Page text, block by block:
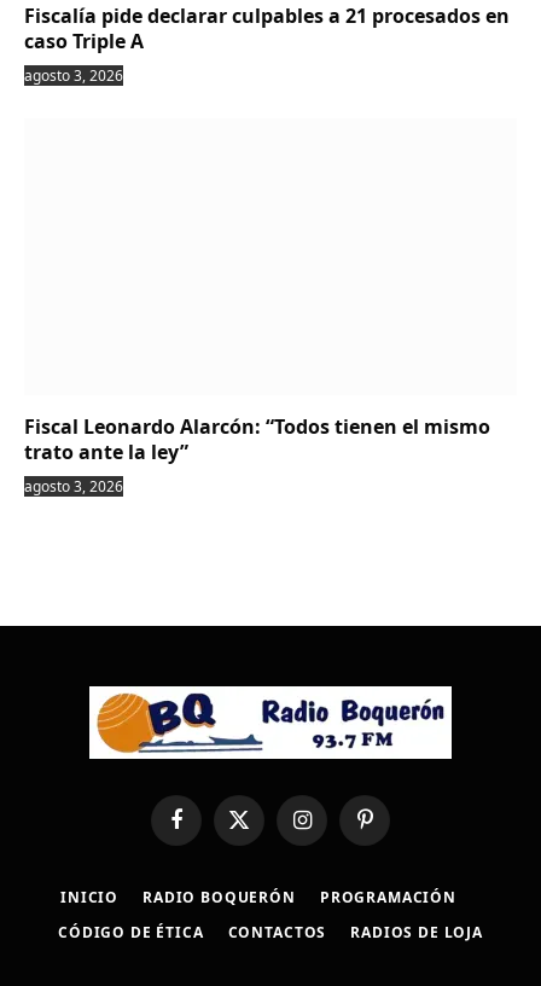
Fiscalía pide declarar culpables a 21 procesados en
caso Triple A
agosto 3, 2026
Fiscal Leonardo Alarcón: “Todos tienen el mismo
trato ante la ley”
agosto 3, 2026
FacebookX
(Twitter)
InstagramPinterest
INICIO RADIO BOQUERÓN
PROGRAMACIÓN
CÓDIGO DE ÉTICA
CONTACTOS RADIOS DE LOJA